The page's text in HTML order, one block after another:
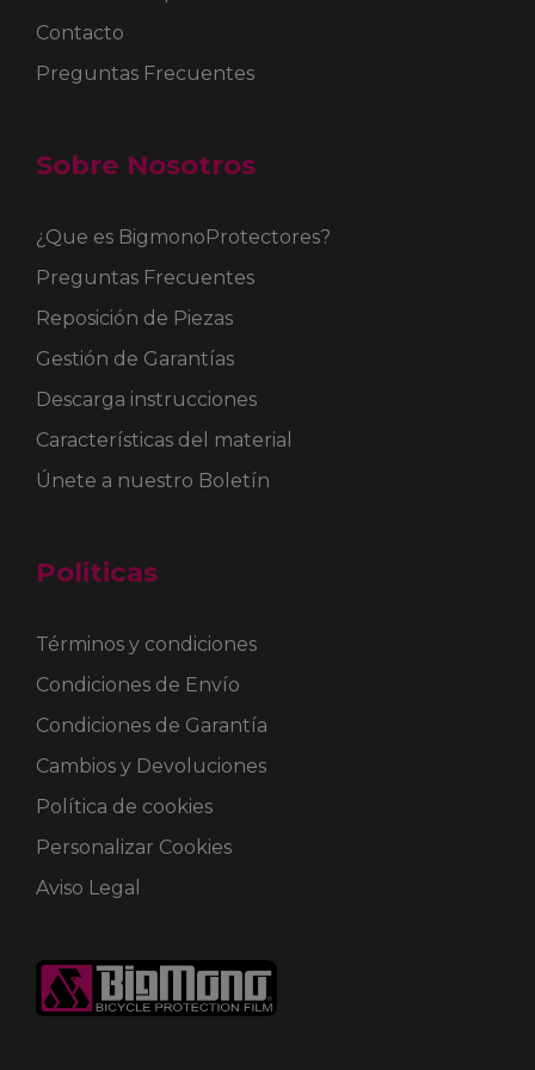
Contacto
Preguntas Frecuentes
Sobre Nosotros
¿Que es BigmonoProtectores?
Preguntas Frecuentes
Reposición de Piezas
Gestión de Garantías
Descarga instrucciones
Características del material
Únete a nuestro Boletín
Politicas
Términos y condiciones
Condiciones de Envío
Condiciones de Garantía
Cambios y Devoluciones
Política de cookies
Personalizar Cookies
Aviso Legal